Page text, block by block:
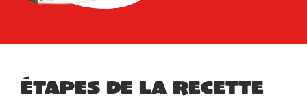
Étapes de la recette